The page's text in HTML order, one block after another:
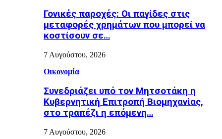
Γονικές παροχές: Οι παγίδες στις
μεταφορές χρημάτων που μπορεί να
κοστίσουν σε…
7 Αυγούστου, 2026
Οικονομία
Συνεδριάζει υπό τον Μητσοτάκη η
Κυβερνητική Επιτροπή Βιομηχανίας,
στο τραπέζι η επόμενη…
7 Αυγούστου, 2026